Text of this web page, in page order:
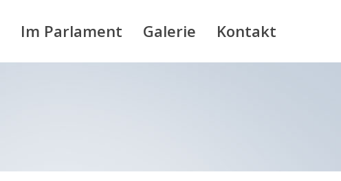
Im Parlament Galerie Kontakt